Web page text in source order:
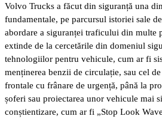
Volvo Trucks a făcut din siguranță una
fundamentale, pe parcursul istoriei sale
abordare a siguranței traficului din multe
extinde de la cercetările din domeniul
tehnologiilor pentru vehicule, cum ar fi
menținerea benzii de circulație, sau cel
frontale cu frânare de urgență, până la
șoferi sau proiectarea unor vehicule mai
conștientizare, cum ar fi „Stop Look